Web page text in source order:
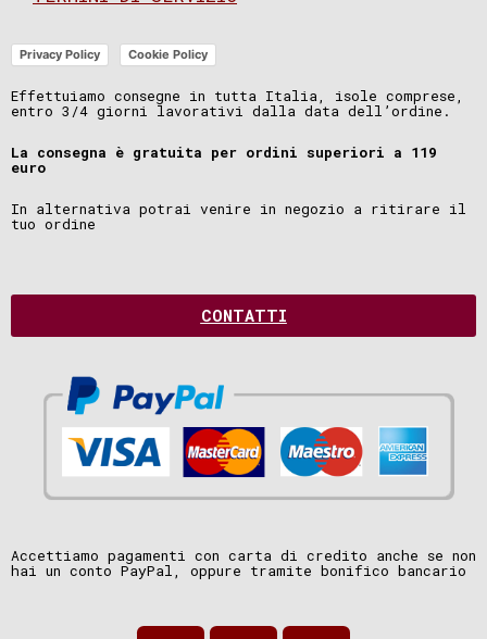
Privacy Policy Cookie Policy
Effettuiamo consegne in tutta Italia, isole comprese,
entro 3/4 giorni lavorativi dalla data dell’ordine.
La consegna è gratuita per ordini superiori a 119
euro
In alternativa potrai venire in negozio a ritirare il
tuo ordine
CONTATTI
Accettiamo pagamenti con carta di credito anche se non
hai un conto PayPal, oppure tramite bonifico bancario